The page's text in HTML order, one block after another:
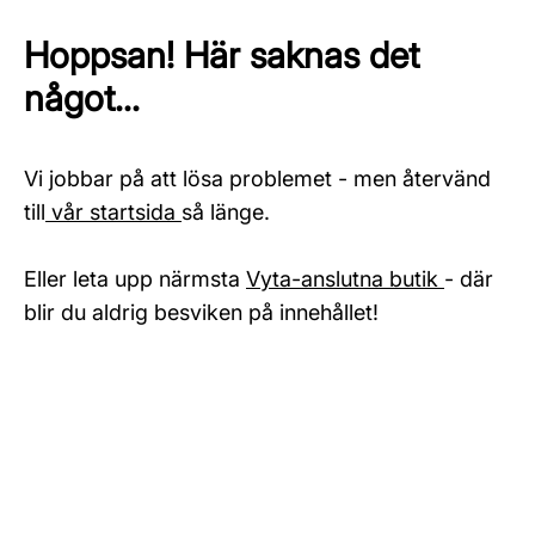
Hoppsan! Här saknas det
något...
Vi jobbar på att lösa problemet - men återvänd
till vår startsida så länge.
Eller leta upp närmsta Vyta-anslutna butik - där
blir du aldrig besviken på innehållet!